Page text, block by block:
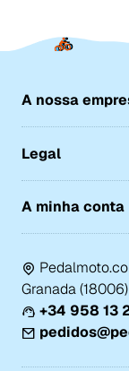
A nossa
Legal
A minha conta
Granada
+34 958 13